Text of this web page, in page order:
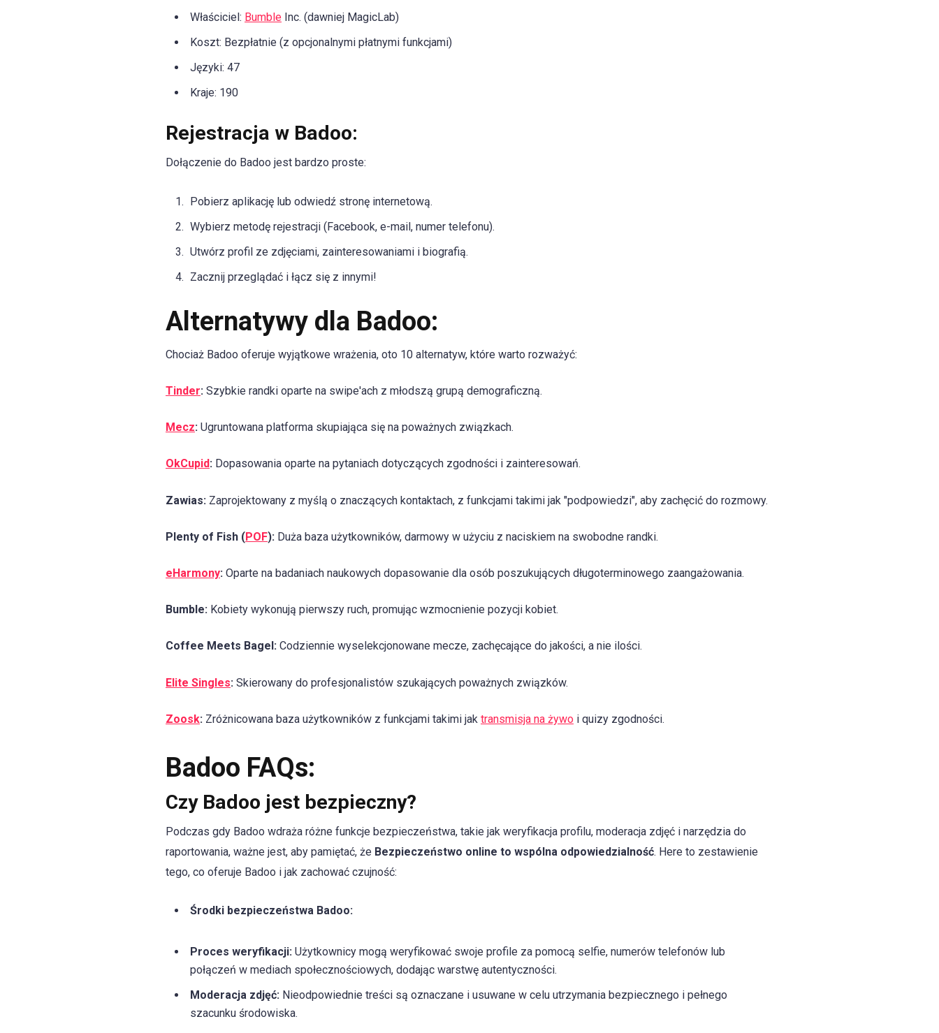
Właściciel: Bumble Inc. (dawniej MagicLab)
Koszt: Bezpłatnie (z opcjonalnymi płatnymi funkcjami)
Języki: 47
Kraje: 190
Rejestracja w Badoo:
Dołączenie do Badoo jest bardzo proste:
Pobierz aplikację lub odwiedź stronę internetową.
Wybierz metodę rejestracji (Facebook, e-mail, numer telefonu).
Utwórz profil ze zdjęciami, zainteresowaniami i biografią.
Zacznij przeglądać i łącz się z innymi!
Alternatywy dla Badoo:
Chociaż Badoo oferuje wyjątkowe wrażenia, oto 10 alternatyw, które warto rozważyć:
Tinder: Szybkie randki oparte na swipe'ach z młodszą grupą demograficzną.
Mecz: Ugruntowana platforma skupiająca się na poważnych związkach.
OkCupid: Dopasowania oparte na pytaniach dotyczących zgodności i zainteresowań.
Zawias: Zaprojektowany z myślą o znaczących kontaktach, z funkcjami takimi jak "podpowiedzi", aby zachęcić do rozmowy.
Plenty of Fish (POF): Duża baza użytkowników, darmowy w użyciu z naciskiem na swobodne randki.
eHarmony: Oparte na badaniach naukowych dopasowanie dla osób poszukujących długoterminowego zaangażowania.
Bumble: Kobiety wykonują pierwszy ruch, promując wzmocnienie pozycji kobiet.
Coffee Meets Bagel: Codziennie wyselekcjonowane mecze, zachęcające do jakości, a nie ilości.
Elite Singles: Skierowany do profesjonalistów szukających poważnych związków.
Zoosk: Zróżnicowana baza użytkowników z funkcjami takimi jak transmisja na żywo i quizy zgodności.
Badoo FAQs:
Czy Badoo jest bezpieczny?
Podczas gdy Badoo wdraża różne funkcje bezpieczeństwa, takie jak weryfikacja profilu, moderacja zdjęć i narzędzia do
raportowania, ważne jest, aby pamiętać, że Bezpieczeństwo online to wspólna odpowiedzialność. Here to zestawienie
tego, co oferuje Badoo i jak zachować czujność:
Środki bezpieczeństwa Badoo:
Proces weryfikacji: Użytkownicy mogą weryfikować swoje profile za pomocą selfie, numerów telefonów lub
połączeń w mediach społecznościowych, dodając warstwę autentyczności.
Moderacja zdjęć: Nieodpowiednie treści są oznaczane i usuwane w celu utrzymania bezpiecznego i pełnego
szacunku środowiska.